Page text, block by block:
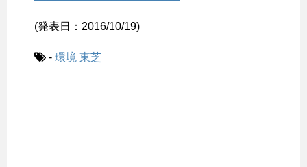
(発表日：2016/10/19)
- 環境 東芝